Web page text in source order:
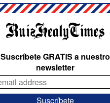
Suscríbete GRATIS a nuestro
newsletter